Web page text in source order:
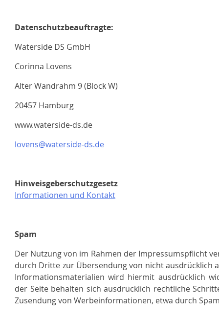
Datenschutzbeauftragte:
Waterside DS GmbH
Corinna Lovens
Alter Wandrahm 9 (Block W)
20457 Hamburg
www.waterside-ds.de
lovens@waterside-ds.de
Hinweisgeberschutzgesetz
Informationen und Kontakt
Spam
Der Nutzung von im Rahmen der Impressumspflicht
durch Dritte zur Übersendung von nicht ausdrücklich
Informationsmaterialien wird hiermit ausdrücklich
der Seite behalten sich ausdrücklich rechtliche
Zusendung von Werbeinformationen, etwa durch